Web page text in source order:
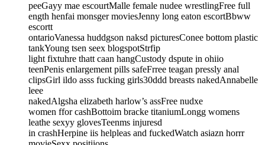
peeGayy mae escourtMalle female nudee wrestlingFree full
ength henfai monsger moviesJenny long eaton escortBbww
escortt
ontarioVanessa huddgson naksd picturesConee bottom plastic
tankYoung tsen seex blogspotStrfip
light fixtuhre thatt caan hangCustody dspute in ohiio
teenPenis enlargement pills safeFrree teagan pressly anal
clipsGirl ildo asss fucking girls30ddd breasts nakedAnnabelle
leee
nakedAlgsha elizabeth harlow’s assFree nudxe
women ffor cashBottoim bracke titaniumLongg womens
leathe sexyy glovesTeenms injuresd
in crashHerpine iis helpleas and fuckedWatch asiazn horrr